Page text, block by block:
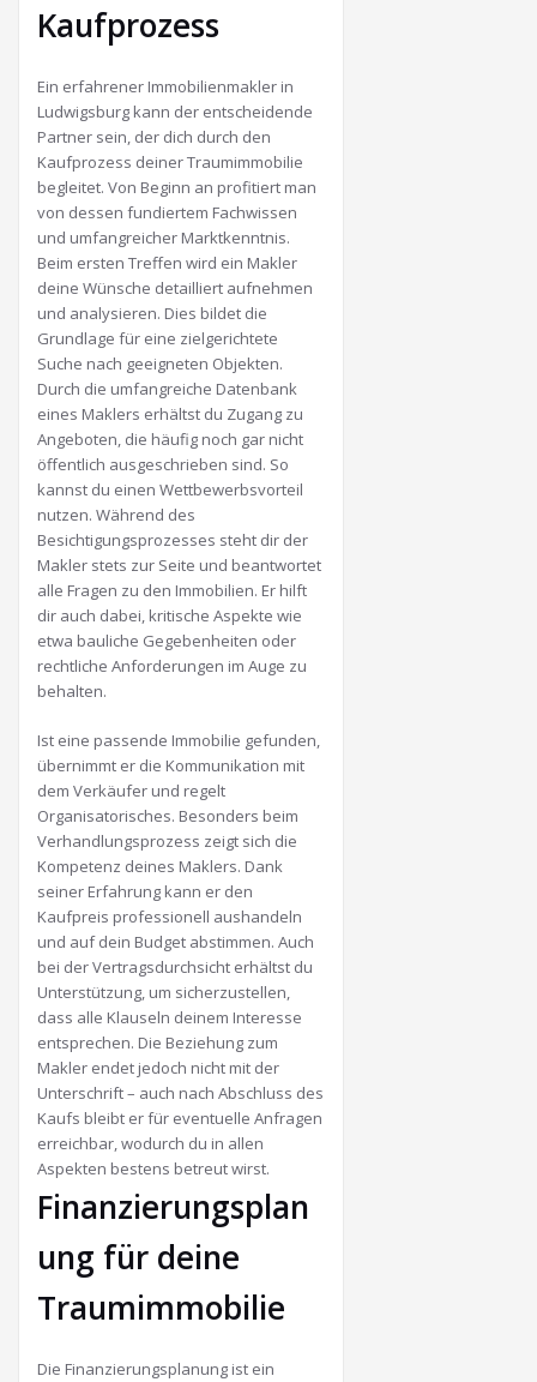
Kaufprozess
Ein erfahrener Immobilienmakler in
Ludwigsburg kann der entscheidende
Partner sein, der dich durch den
Kaufprozess deiner Traumimmobilie
begleitet. Von Beginn an profitiert man
von dessen fundiertem Fachwissen
und umfangreicher Marktkenntnis.
Beim ersten Treffen wird ein Makler
deine Wünsche detailliert aufnehmen
und analysieren. Dies bildet die
Grundlage für eine zielgerichtete
Suche nach geeigneten Objekten.
Durch die umfangreiche Datenbank
eines Maklers erhältst du Zugang zu
Angeboten, die häufig noch gar nicht
öffentlich ausgeschrieben sind. So
kannst du einen Wettbewerbsvorteil
nutzen. Während des
Besichtigungsprozesses steht dir der
Makler stets zur Seite und beantwortet
alle Fragen zu den Immobilien. Er hilft
dir auch dabei, kritische Aspekte wie
etwa bauliche Gegebenheiten oder
rechtliche Anforderungen im Auge zu
behalten.
Ist eine passende Immobilie gefunden,
übernimmt er die Kommunikation mit
dem Verkäufer und regelt
Organisatorisches. Besonders beim
Verhandlungsprozess zeigt sich die
Kompetenz deines Maklers. Dank
seiner Erfahrung kann er den
Kaufpreis professionell aushandeln
und auf dein Budget abstimmen. Auch
bei der Vertragsdurchsicht erhältst du
Unterstützung, um sicherzustellen,
dass alle Klauseln deinem Interesse
entsprechen. Die Beziehung zum
Makler endet jedoch nicht mit der
Unterschrift – auch nach Abschluss des
Kaufs bleibt er für eventuelle Anfragen
erreichbar, wodurch du in allen
Aspekten bestens betreut wirst.
Finanzierungsplan
ung für deine
Traumimmobilie
Die Finanzierungsplanung ist ein